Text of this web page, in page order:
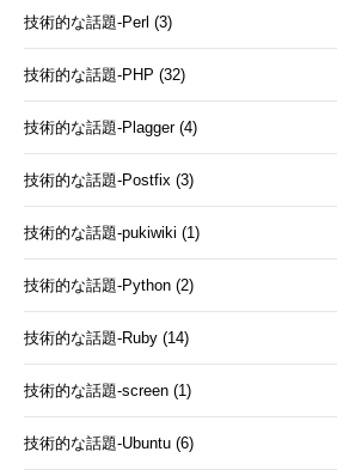
技術的な話題-Perl (3)
技術的な話題-PHP (32)
技術的な話題-Plagger (4)
技術的な話題-Postfix (3)
技術的な話題-pukiwiki (1)
技術的な話題-Python (2)
技術的な話題-Ruby (14)
技術的な話題-screen (1)
技術的な話題-Ubuntu (6)